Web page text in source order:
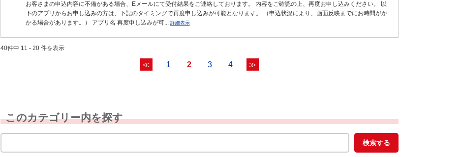
お客さまの申込内容に不備がある場合、Eメールにて受付結果をご連絡しております。 内容をご確認の上、再度お申し込みください。 以
下のアプリからお申し込みの方は、下記のタイミングで再度申し込みが可能となります。 （申込状況により、画面反映までにお時間がか
かる場合があります。） アプリ名 再度申し込みが可... 詳細表示
40件中 11 - 20 件を表示
≪ 1 2 3 4 ≫
このカテゴリー内を探す